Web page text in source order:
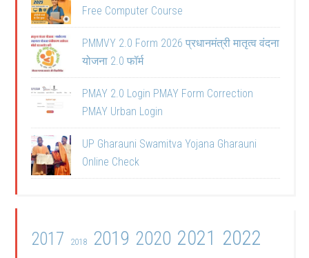
Free Computer Course
PMMVY 2.0 Form 2026 प्रधानमंत्री मातृत्व वंदना
योजना 2.0 फॉर्म
PMAY 2.0 Login PMAY Form Correction
PMAY Urban Login
UP Gharauni Swamitva Yojana Gharauni
Online Check
2017 2018 2019 2020 2021 2022